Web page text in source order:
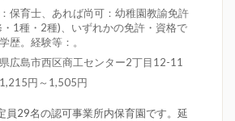
保育士、あれば尚可：幼稚園教諭免許
・1種・2種)、いずれかの免許・資格で
歴。経験等：。
広島市西区商工センター2丁目12-11
円～1,505円
員29名の認可事業所内保育園です。延